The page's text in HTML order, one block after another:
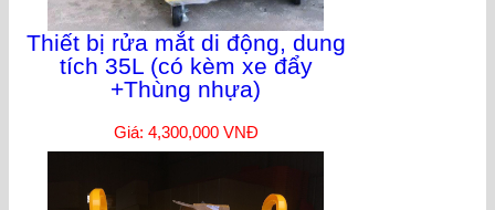
Thiết bị rửa mắt di động, dung
tích 35L (có kèm xe đẩy
+Thùng nhựa)
Giá: 4,300,000 VNĐ